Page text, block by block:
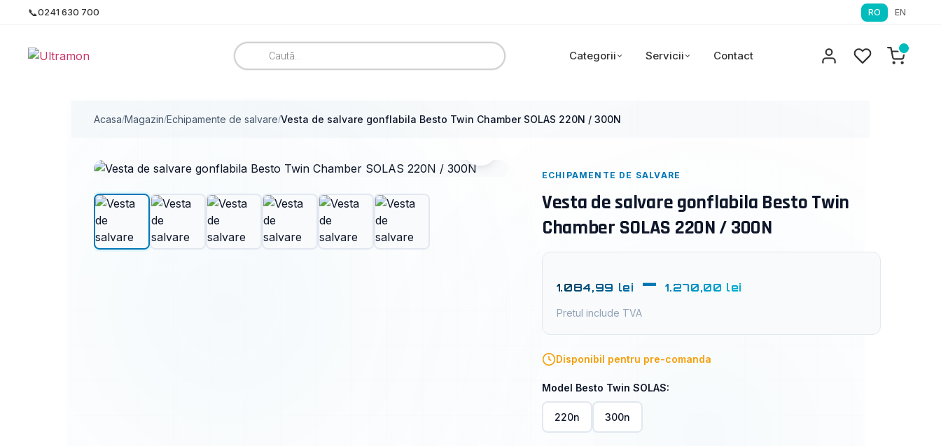
📞0241 630 700 RO EN
Categorii Servicii Contact
Acasa/Magazin/Echipamente de salvare/Vesta de salvare gonflabila Besto Twin Chamber SOLAS 220N / 300N
ECHIPAMENTE DE SALVARE
Vesta de salvare gonflabila Besto Twin
Chamber SOLAS 220N / 300N
1.084,99 lei – 1.270,00 lei
Pretul include TVA
Disponibil pentru pre-comanda
Model Besto Twin SOLAS:
220n 300n